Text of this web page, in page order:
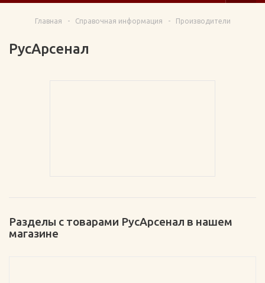
Главная - Справочная информация - Производители
РусАрсенал
Разделы с товарами РусАрсенал в нашем
магазине